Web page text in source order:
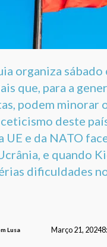
organiza sábado
que, para a
podem minorar
deste
UE e da NATO
e quando
dificuldades
Lusa Março 21, 2024